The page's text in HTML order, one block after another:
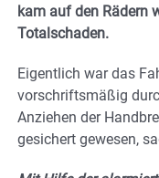
kam auf den Rädern
Totalschaden.
Eigentlich war das
vorschriftsmäßig
Anziehen der
gesichert gewesen,